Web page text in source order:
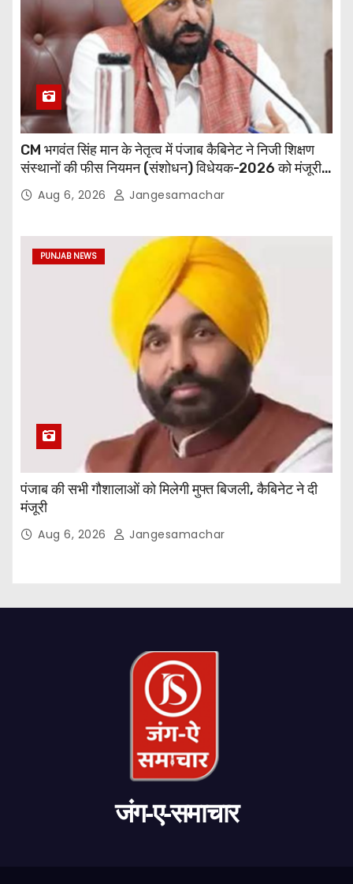
CM भगवंत सिंह मान के नेतृत्व में पंजाब कैबिनेट ने निजी शिक्षण
संस्थानों की फीस नियमन (संशोधन) विधेयक-2026 को मंजूरी
दी Aug 6, 2026 Jangesamachar
PUNJAB NEWS
पंजाब की सभी गौशालाओं को मिलेगी मुफ्त बिजली, कैबिनेट ने दी
मंजूरी
Aug 6, 2026 Jangesamachar
जंग-ए-समाचार